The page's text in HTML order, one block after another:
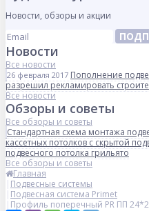
Новости, обзоры и акции
Новости
Все новости
26 февраля 2017 Пополнение
разрешил рекламировать
Все новости
Обзоры и советы
Все обзоры и советы
Стандартная схема монтажа
кассетных потолков с скрытой
подвесного потолка грильято
Все обзоры и советы
Главная
Подвесные системы
Подвесная система Primet
Профиль поперечный PR ПП